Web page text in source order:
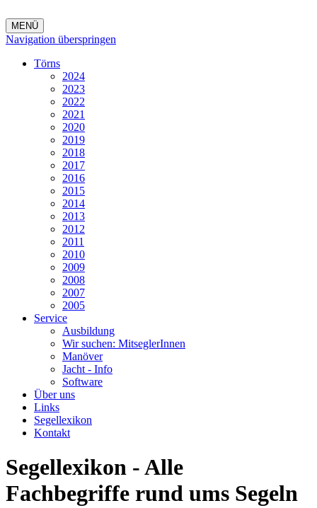
MENÜ
Navigation überspringen
Törns
2024
2023
2022
2021
2020
2019
2018
2017
2016
2015
2014
2013
2012
2011
2010
2009
2008
2007
2005
Service
Ausbildung
Wir suchen: MitseglerInnen
Manöver
Jacht - Info
Software
Über uns
Links
Segellexikon
Kontakt
Segellexikon - Alle
Fachbegriffe rund ums Segeln